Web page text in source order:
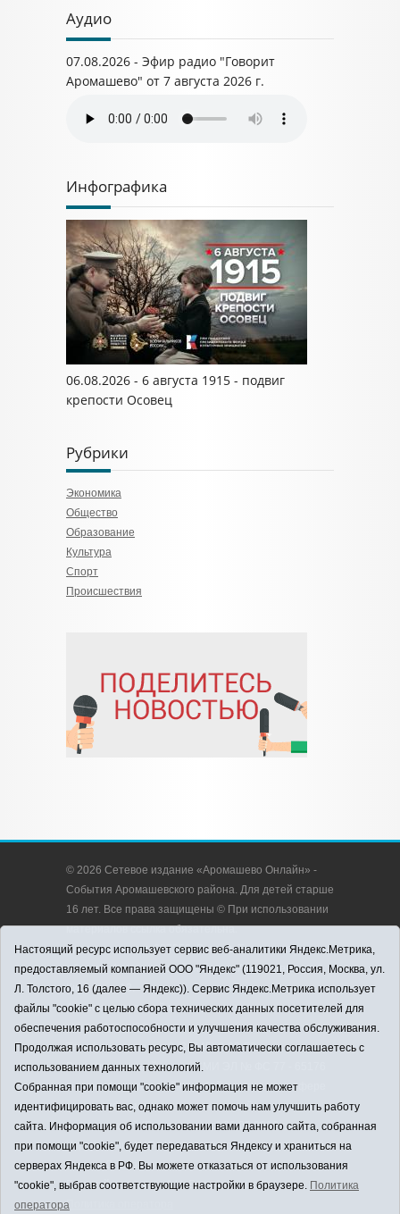
Аудио
07.08.2026 - Эфир радио "Говорит
Аромашево" от 7 августа 2026 г.
Инфографика
06.08.2026 - 6 августа 1915 - подвиг
крепости Осовец
Рубрики
Экономика
Общество
Образование
Культура
Спорт
Происшествия
© 2026 Сетевое издание «Аромашево Онлайн» -
События Аромашевского района. Для детей старше
16 лет. Все права защищены © При использовании
материалов ссылка обязательна.
Адрес редакции: 627350, Россия, Тюменская
область, Аромашевский район, с. Аромашево, ул.
Кирова, д. 13.
Адрес электронной почты редакции:
strudu72@obl72.ru
Телефон редакции: 8 (34545) 2-30-58
Регистрационный номер СМИ ЭЛ № ФС 77 - 65176
выдано Федеральной службой по надзору в сфере
связи, информационных технологий и массовых
коммуникаций (Роскомнадзор) 28.03.2016 г.
Учредитель: АНО «Информационно-издательский
центр «Слава труду».
Главный редактор: А.Н. Барабанщиков
Политика оператора
Настоящий ресурс использует сервис веб-аналитики Яндекс.Метрика,
предоставляемый компанией ООО "Яндекс" (119021, Россия, Москва, ул.
Л. Толстого, 16 (далее — Яндекс)). Сервис Яндекс.Метрика использует
файлы "cookie" с целью сбора технических данных посетителей для
обеспечения работоспособности и улучшения качества обслуживания.
Продолжая использовать ресурс, Вы автоматически соглашаетесь с
использованием данных технологий.
Собранная при помощи "cookie" информация не может
идентифицировать вас, однако может помочь нам улучшить работу
сайта. Информация об использовании вами данного сайта, собранная
при помощи "cookie", будет передаваться Яндексу и храниться на
серверах Яндекса в РФ. Вы можете отказаться от использования
"cookie", выбрав соответствующие настройки в браузере. Политика
оператора